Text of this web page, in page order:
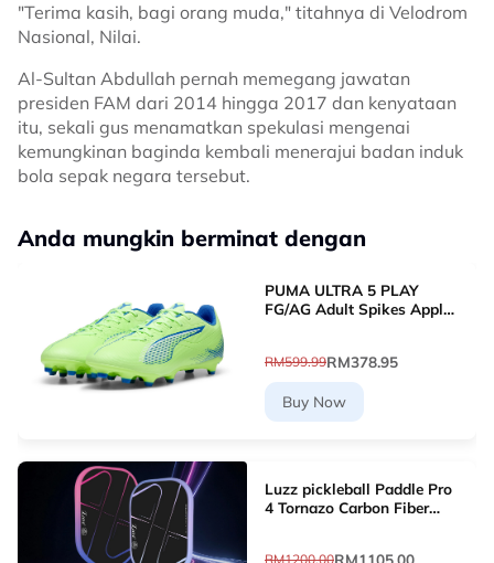
"Terima kasih, bagi orang muda," titahnya di Velodrom
Nasional, Nilai.
Al-Sultan Abdullah pernah memegang jawatan
presiden FAM dari 2014 hingga 2017 dan kenyataan
itu, sekali gus menamatkan spekulasi mengenai
kemungkinan baginda kembali menerajui badan induk
bola sepak negara tersebut.
Anda mungkin berminat dengan
PUMA ULTRA 5 PLAY
FG/AG Adult Spikes Apple
RM599.99RM378.95
Buy Now
Luzz pickleball Paddle Pro
4 Tornazo Carbon Fiber
RM1200.00